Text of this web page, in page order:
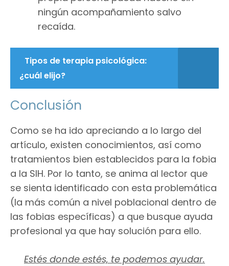
ningún acompañamiento salvo
recaída.
Tipos de terapia psicológica:
¿cuál elijo?
Conclusión
Como se ha ido apreciando a lo largo del
artículo, existen conocimientos, así como
tratamientos bien establecidos para la fobia
a la SIH. Por lo tanto, se anima al lector que
se sienta identificado con esta problemática
(la más común a nivel poblacional dentro de
las fobias específicas) a que busque ayuda
profesional ya que hay solución para ello.
Estés donde estés, te podemos ayudar.